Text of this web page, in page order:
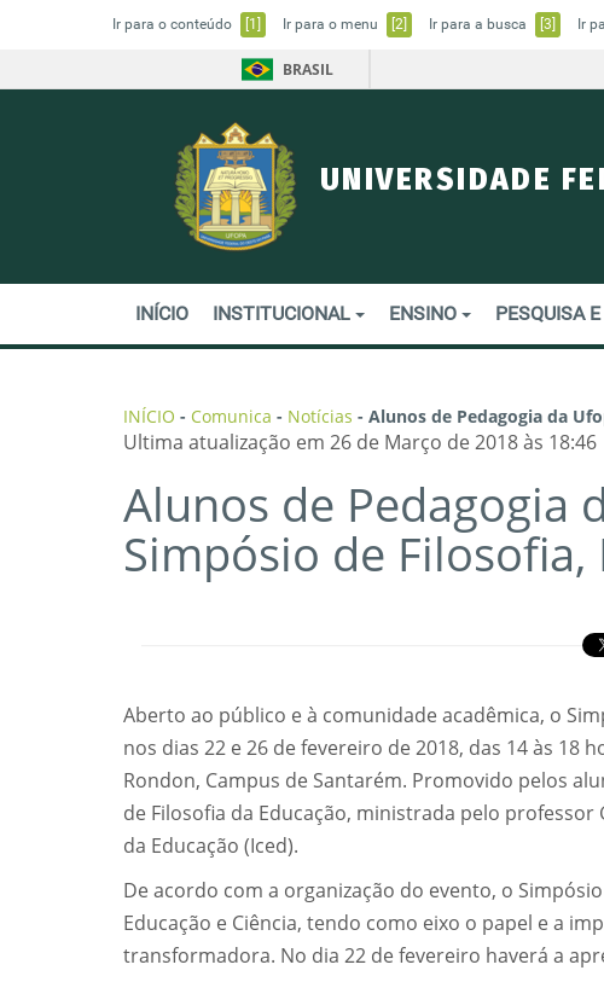
Ir para o conteúdo [1] Ir para o menu [2] Ir para a busca [3] Ir
BRASIL
UNIVERSIDADE
INÍCIO INSTITUCIONAL ENSINO PESQUISA
INÍCIO - Comunica - Notícias - Alunos de Pedagogia da
Ultima atualização em 26 de Março de 2018 às 18:46
Alunos de Pedagogia
Simpósio de Filosofia,
Aberto ao público e à comunidade acadêmica, o
nos dias 22 e 26 de fevereiro de 2018, das 14 às
Rondon, Campus de Santarém. Promovido pelos
de Filosofia da Educação, ministrada pelo
da Educação (Iced).
De acordo com a organização do evento, o
Educação e Ciência, tendo como eixo o papel e a
transformadora. No dia 22 de fevereiro haverá a